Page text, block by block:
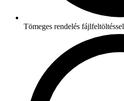
Tömeges rendelés fájlfeltöltéssel